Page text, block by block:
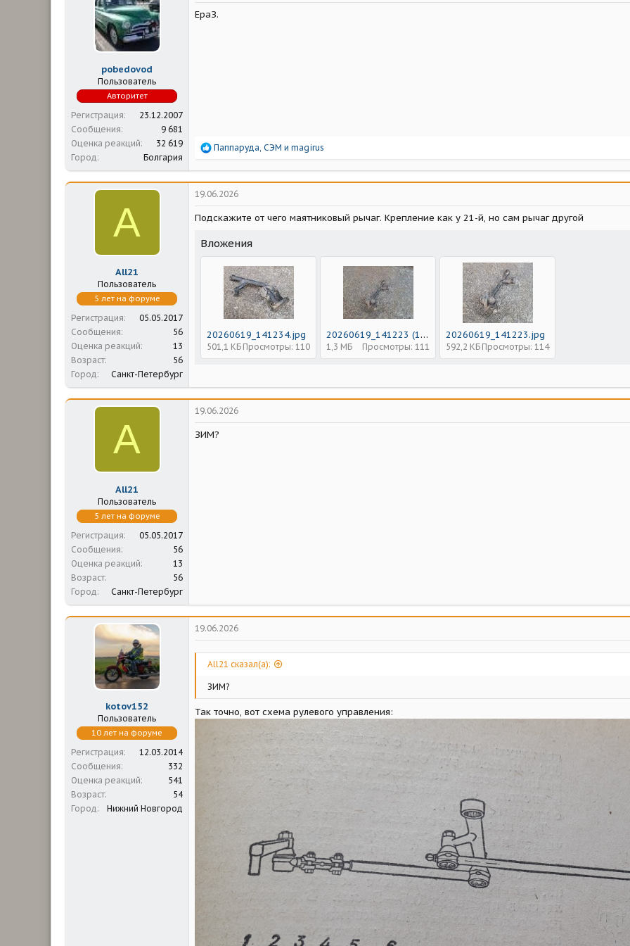
а
л
а
pobedovod
Пользователь
Авторитет
Регистрация
23.12.2007
Сообщения
9 681
Оценка реакций
32 619
Город
Болгария
ЕраЗ.
Р
а
к
ц
и
Паппаруда СЭМ и magirus
A
All21
Пользователь
5 лет на форуме
Регистрация
05.05.2017
Сообщения
56
Оценка реакций
13
Возраст
56
Город
Санкт-Петербург
19.06.2026
Подскажите от чего маятниковый рычаг. Крепление как у 21-й, но сам рычаг другой
Вложения
20260619_141234.jpg
501,1 КБ Просмотры: 110
20260619_141223 (1).jpg
1,3 МБ Просмотры: 111
20260619_141223.jpg
592,2 КБ Просмотры: 114
A
All21
Пользователь
5 лет на форуме
Регистрация
05.05.2017
Сообщения
56
Оценка реакций
13
Возраст
56
Город
Санкт-Петербург
19.06.2026
ЗИМ?
kotov152
Пользователь
10 лет на форуме
Регистрация
12.03.2014
Сообщения
332
Оценка реакций
541
Возраст
54
Город
Нижний Новгород
19.06.2026
All21 сказал(а):
ЗИМ?
Так точно, вот схема рулевого управления: